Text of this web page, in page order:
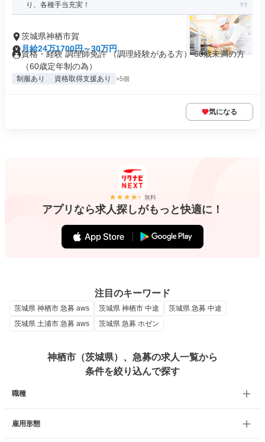
り、各種手当充実！
茨城県神栖市賀
月給24万1700円～30万円
資格・経験 調理師免許 （調理経験がある方） 60歳未満の方
（60歳定年制の為）
制服あり 資格取得支援あり +5個
気になる
無料
アプリなら求人探しがもっと快適に！
注目のキーワード
茨城県 神栖市 急募 aws 茨城県 神栖市 中途
茨城県 急募 中途
茨城県 土浦市 急募 aws
茨城県 急募 ホゼン
神栖市（茨城県）、急募の求人一覧から
条件を絞り込んで探す
職種
雇用形態